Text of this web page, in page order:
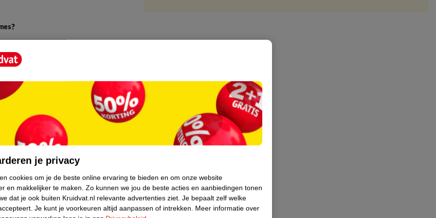
je privacy
cookies om je de beste online ervaring te bieden en om onze website
en makkelijker te maken. Zo kunnen we jou de beste acties en aanbiedingen tonen
dat je ook buiten Kruidvat.nl relevante advertenties ziet. Je bepaalt zelf welke
Je kunt je voorkeuren altijd aanpassen of intrekken. Meer informatie over